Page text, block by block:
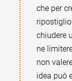
che per
chiudere
ne
non
idea può